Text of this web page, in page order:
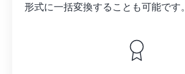
形式に一括変換することも可能です。